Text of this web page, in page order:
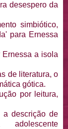
desespero da
simbiótico,
para Ernessa
Ernessa a isola
de literatura, o
gótica.
por leitura,
a descrição de